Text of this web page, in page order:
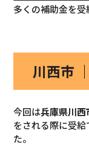
多くの補助金を受
川西市
今回は兵庫県川西
をされる際に受
た。